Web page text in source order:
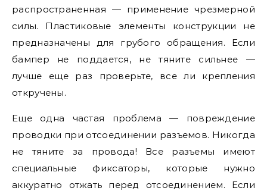
распространенная — применение чрезмерной
силы. Пластиковые элементы конструкции не
предназначены для грубого обращения. Если
бампер не поддается, не тяните сильнее —
лучше еще раз проверьте, все ли крепления
откручены.
Еще одна частая проблема — повреждение
проводки при отсоединении разъемов. Никогда
не тяните за провода! Все разъемы имеют
специальные фиксаторы, которые нужно
аккуратно отжать перед отсоединением. Если